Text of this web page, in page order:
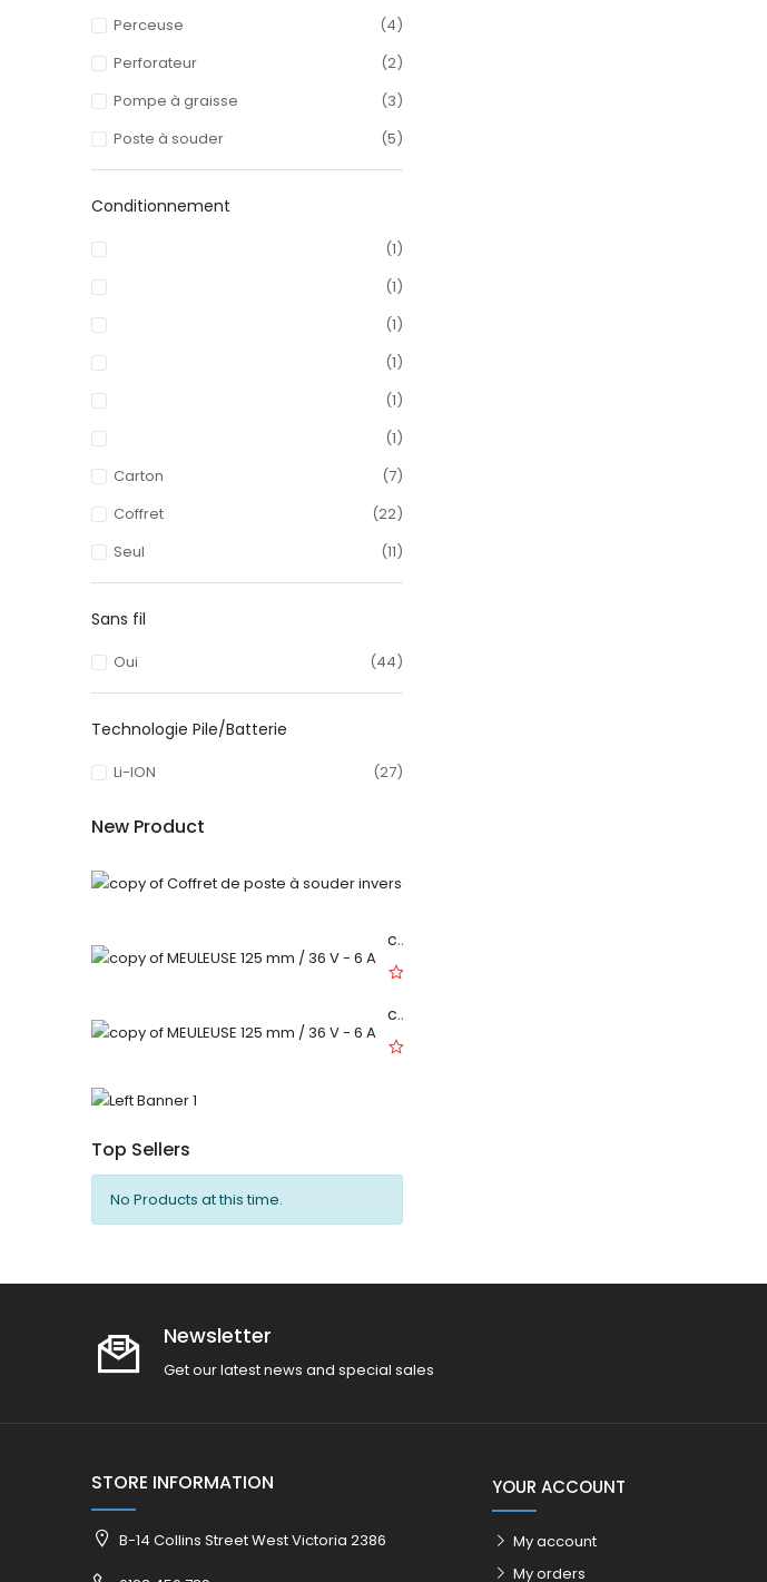
Perceuse
(4)
Perforateur
(2)
Pompe à graisse
(3)
Poste à souder
(5)
Conditionnement
(1)
(1)
(1)
(1)
(1)
(1)
Carton
(7)
Coffret
(22)
Seul
(11)
Sans fil
Oui (44)
Technologie Pile/Batterie
Li-ION (27)
New Product
copy of MEULEUSE 125 mm / 36 V - 6 A
copy of MEULEUSE 125 mm / 36 V - 6 A
Top Sellers
No Products at this time.
Newsletter
Get our latest news and special sales
STORE INFORMATION
B-14 Collins Street West Victoria 2386
YOUR ACCOUNT
My account
My orders